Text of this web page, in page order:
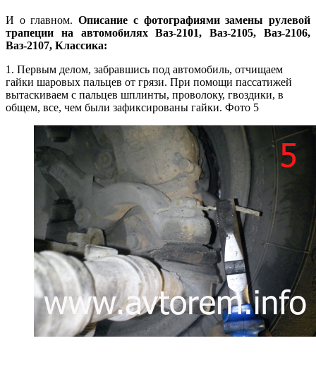
И о главном. Описание с фотографиями замены рулевой
трапеции на автомобилях Ваз-2101, Ваз-2105, Ваз-2106,
Ваз-2107, Классика:
1. Первым делом, забравшись под автомобиль, отчищаем
гайки шаровых пальцев от грязи. При помощи пассатижей
вытаскиваем с пальцев шплинты, проволоку, гвоздики, в
общем, все, чем были зафиксированы гайки. Фото 5